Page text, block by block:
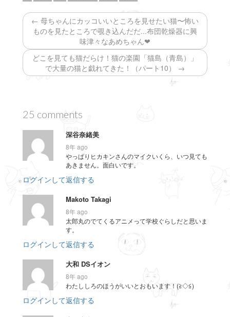
ウ
で
開
き
ま
)
← 母ちゃんにカッコいいところを見せたい猫〜怖い
ものを見たところで覗き込んだだ...布団乾燥器に興
味津々なあめちゃん❤
どこを見ても猫だらけ！猫の楽園「猫島（青島）」
で大量の猫と戯れてきた！（パート10） →
25 comments
深谷奈緒美
8年 ago
やっぱりヒカキンさんのマイクいくら、いつ見ても
あきません。面白いです。
ログインして返信する
Makoto Takagi
8年 ago
太郎丸のでてくるアニメって学校ぐらしだと思いま
す。
ログインして返信する
大和 DSイオン
8年 ago
わたししろのほうがいいとおもいます！(≧◇≦)
ログインして返信する